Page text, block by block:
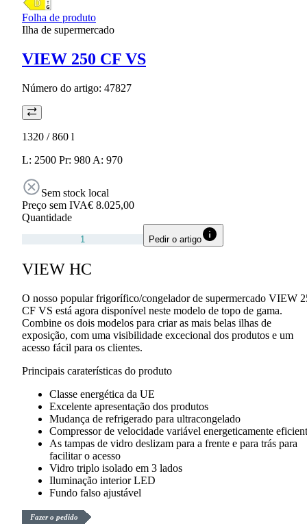
Folha de produto
Ilha de supermercado
VIEW 250 CF VS
Número do artigo: 47827
1320 / 860 l
L: 2500 Pr: 980 A: 970
Sem stock local
Preço sem IVA€ 8.025,00
Quantidade
Pedir o artigo
VIEW HC
O nosso popular frigorífico/congelador de supermercado VIEW
CF VS está agora disponível neste modelo de topo de gama.
Combine os dois modelos para criar as mais belas ilhas de
exposição, com uma visibilidade excecional dos produtos e um
acesso fácil para os clientes.
Principais caraterísticas do produto
Classe energética da UE
Excelente apresentação dos produtos
Mudança de refrigerado para ultracongelado
Compressor de velocidade variável energeticamente
As tampas de vidro deslizam para a frente e para trás para
facilitar o acesso
Vidro triplo isolado em 3 lados
Iluminação interior LED
Fundo falso ajustável
Fazer o pedido